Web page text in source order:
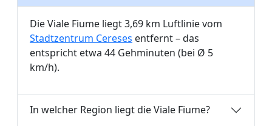
Die Viale Fiume liegt 3,69 km Luftlinie vom
Stadtzentrum Cereses entfernt – das
entspricht etwa 44 Gehminuten (bei Ø 5
km/h).
In welcher Region liegt die Viale Fiume?